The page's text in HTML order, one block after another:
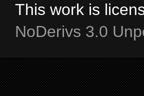
This work is
NoDerivs 3.0